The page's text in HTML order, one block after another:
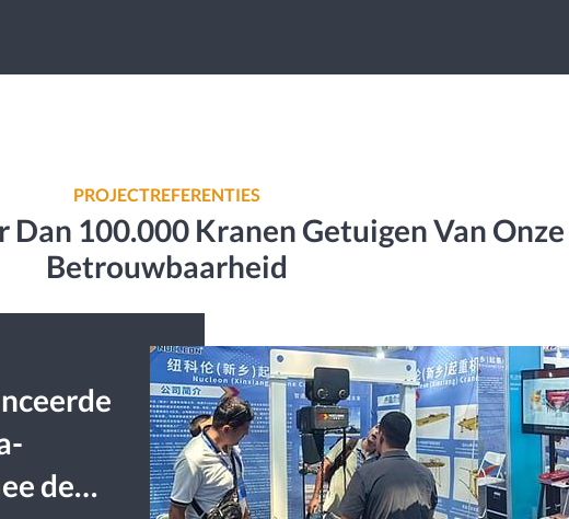
PROJECTREFERENTIES
100.000 Kranen Getuigen Van
Betrouwbaarheid
de